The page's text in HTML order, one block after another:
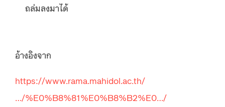
ถล่มลงมาได้
อ้างอิงจาก
https://www.rama.mahidol.ac.th/
…/%E0%B8%81%E0%B8%B2%E0…/